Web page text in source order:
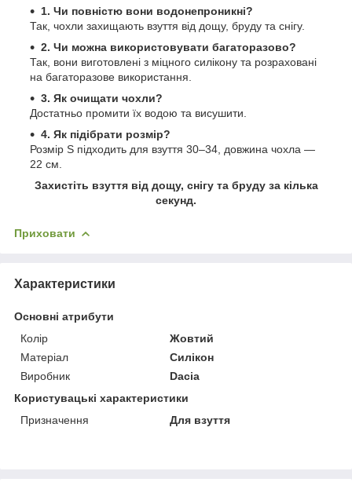
1. Чи повністю вони водонепроникні?
Так, чохли захищають взуття від дощу, бруду та снігу.
2. Чи можна використовувати багаторазово?
Так, вони виготовлені з міцного силікону та розраховані
на багаторазове використання.
3. Як очищати чохли?
Достатньо промити їх водою та висушити.
4. Як підібрати розмір?
Розмір S підходить для взуття 30–34, довжина чохла —
22 см.
Захистіть взуття від дощу, снігу та бруду за кілька
секунд.
Приховати
Характеристики
Основні атрибути
Колір
Жовтий
Матеріал
Силікон
Виробник
Dacia
Користувацькі характеристики
Призначення
Для взуття